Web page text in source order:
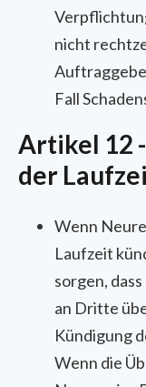
nicht
Fall
Artikel 12
der
Wenn
Laufzeit
sorgen,
an Dritte
Kündigung
Wenn die